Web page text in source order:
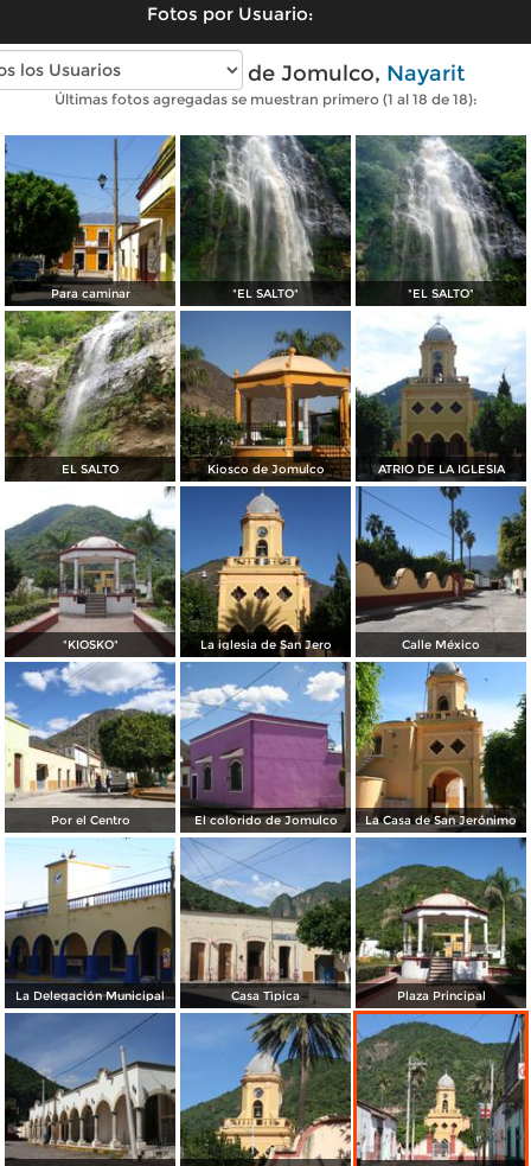
Fotos por Usuario:
Fotos modernas de Jomulco, Nayarit
Últimas fotos agregadas se muestran primero (1 al 18 de 18):
Para caminar "EL SALTO" "EL SALTO"
EL SALTO Kiosco de Jomulco ATRIO DE LA IGLESIA
"KIOSKO" La iglesia de San Jero Calle México
Por el Centro El colorido de Jomulco La Casa de San Jerónimo
La Delegación Municipal Casa Tìpica Plaza Principal